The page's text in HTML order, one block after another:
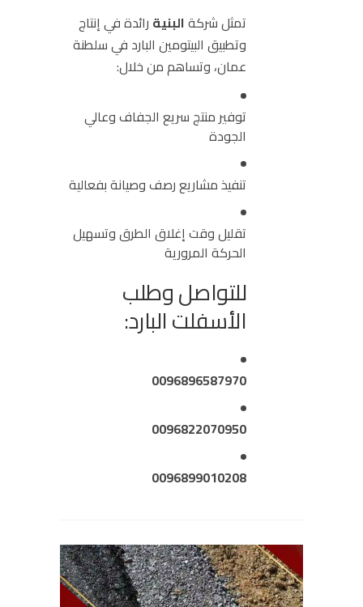
تمثلشركةالبنية رائدة في إنتاج
وتطبيق البيتومين البارد في سلطنة
عمان، وتساهم من خلال:
توفير منتج سريع الجفاف وعالي
الجودة
تنفيذ مشاريع رصف وصيانة بفعالية
تقليل وقت إغلاق الطرق وتسهيل
الحركة المرورية
للتواصل وطلب
الأسفلت البارد:
0096896587970
0096822070950
0096899010208